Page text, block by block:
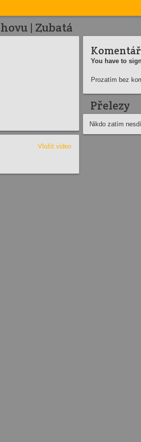
| Zubatá
Vložit video
You have to
Prozatím bez
Přelezy
Nikdo zatím